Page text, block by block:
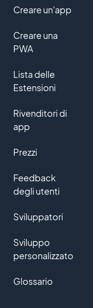
Creare un'app
Creare una
PWA
Lista delle
Estensioni
Rivenditori di
app
Prezzi
Feedback
degli utenti
Sviluppatori
Sviluppo
personalizzato
Glossario